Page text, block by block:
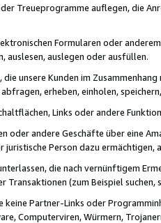
Treueprogramme auflegen, die
Formularen oder
auslesen, auslegen oder ausfüllen.
die unsere Kunden im
erheben, einholen,
Links oder andere
oder andere Geschäfte über eine
juristische Person dazu
die nach vernünftigem
Transaktionen (zum Beispiel
keine Partner-Links oder
Computerviren, Würmern,